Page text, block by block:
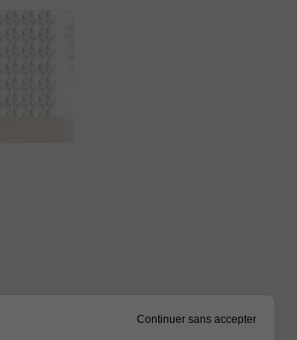
Continuer sans accepter